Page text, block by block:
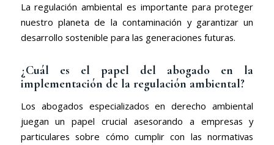
La regulación ambiental es importante para proteger
nuestro planeta de la contaminación y garantizar un
desarrollo sostenible para las generaciones futuras.
¿Cuál es el papel del abogado en la
implementación de la regulación ambiental?
Los abogados especializados en derecho ambiental
juegan un papel crucial asesorando a empresas y
particulares sobre cómo cumplir con las normativas